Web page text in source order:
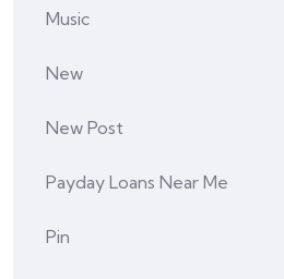
Music
New
New Post
Payday Loans Near Me
Pin